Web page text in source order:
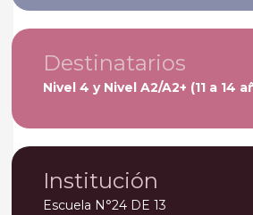
Destinatarios
Nivel 4 y Nivel A2/A2+ (11 a 14
Institución
Escuela N°24 DE 13